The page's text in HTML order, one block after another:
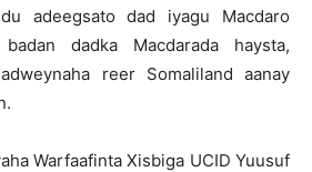
adeegsato dad iyagu Macdaro
dadka Macdarada haysta,
reer Somaliland aanay
Warfaafinta Xisbiga UCID Yuusuf